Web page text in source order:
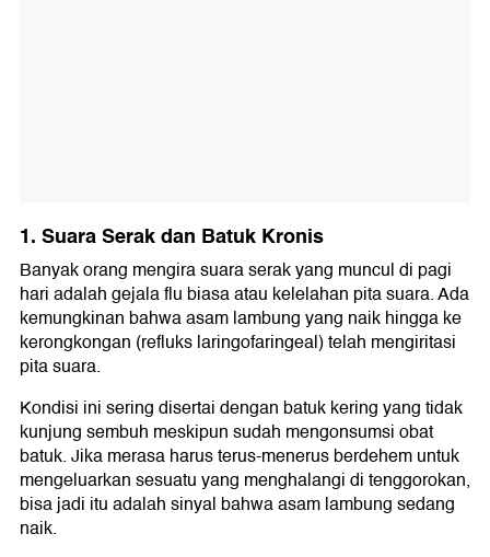
1. Suara Serak dan Batuk Kronis
Banyak orang mengira suara serak yang muncul di pagi
hari adalah gejala flu biasa atau kelelahan pita suara. Ada
kemungkinan bahwa asam lambung yang naik hingga ke
kerongkongan (refluks laringofaringeal) telah mengiritasi
pita suara.
Kondisi ini sering disertai dengan batuk kering yang tidak
kunjung sembuh meskipun sudah mengonsumsi obat
batuk. Jika merasa harus terus-menerus berdehem untuk
mengeluarkan sesuatu yang menghalangi di tenggorokan,
bisa jadi itu adalah sinyal bahwa asam lambung sedang
naik.